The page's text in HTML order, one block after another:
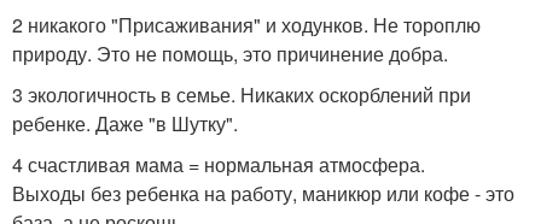
2 никакого "Присаживания" и ходунков. Не тороплю
природу. Это не помощь, это причинение добра.
3 экологичность в семье. Никаких оскорблений при
ребенке. Даже "в Шутку".
4 счастливая мама = нормальная атмосфера.
Выходы без ребенка на работу, маникюр или кофе - это